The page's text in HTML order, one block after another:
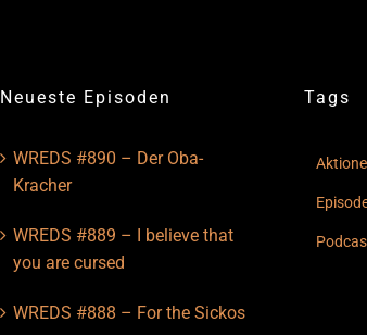
Neueste Episoden
WREDS #890 – Der Oba-
Kracher
WREDS #889 – I believe that
you are cursed
WREDS #888 – For the Sickos
Tags